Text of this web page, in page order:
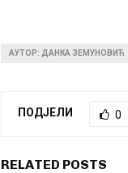
АУТОР: ДАНКА ЗЕМУНОВИЋ
ПОДЈЕЛИ 0
RELATED POSTS